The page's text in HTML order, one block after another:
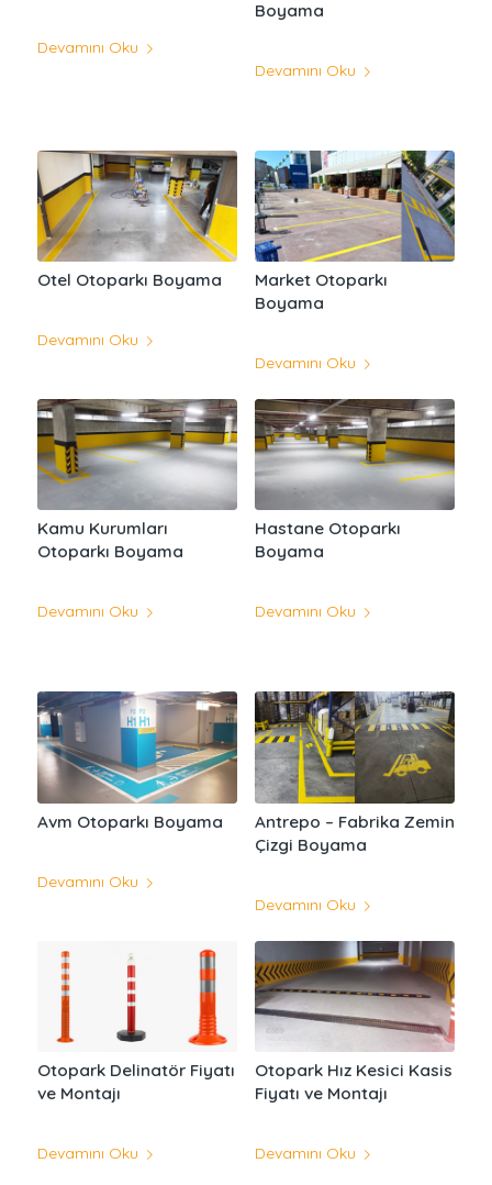
Devamını Oku
Boyama
Devamını Oku
Otel Otoparkı Boyama
Devamını Oku
Market Otoparkı
Boyama
Devamını Oku
Kamu Kurumları
Otoparkı Boyama
Devamını Oku
Hastane Otoparkı
Boyama
Devamını Oku
Avm Otoparkı Boyama
Devamını Oku
Antrepo – Fabrika Zemin
Çizgi Boyama
Devamını Oku
Otopark Delinatör Fiyatı
ve Montajı
Devamını Oku
Otopark Hız Kesici Kasis
Fiyatı ve Montajı
Devamını Oku